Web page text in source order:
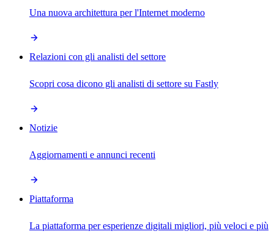
Una nuova architettura per l'Internet moderno
Relazioni con gli analisti del settore
Scopri cosa dicono gli analisti di settore su Fastly
Notizie
Aggiornamenti e annunci recenti
Piattaforma
La piattaforma per esperienze digitali migliori, più veloci e più